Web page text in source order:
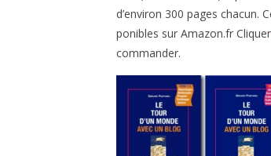
d’environ 300 pages cha­cun.
po­nibles sur Amazon​.fr Cliquer
commander.